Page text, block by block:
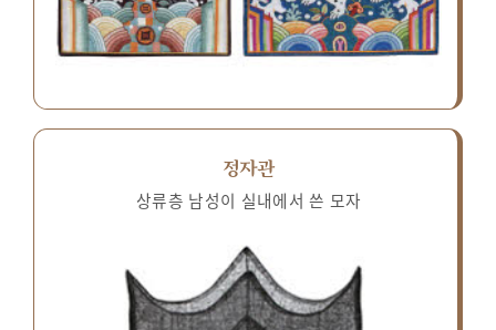
정자관
상류층 남성이 실내에서 쓴 모자